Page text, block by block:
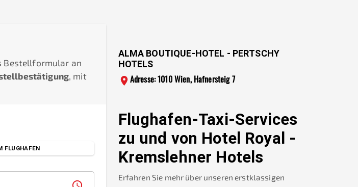
Bestellformular an
, mit
FLUGHAFEN
ALMA BOUTIQUE-HOTEL - PERTSCHY
HOTELS
Adresse: 1010 Wien, Hafnersteig 7
Flughafen-Taxi-Services
zu und von Hotel Royal -
Kremslehner Hotels
Erfahren Sie mehr über unseren erstklassigen